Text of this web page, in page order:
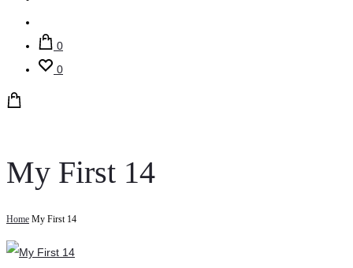
0
0
My First 14
Home My First 14